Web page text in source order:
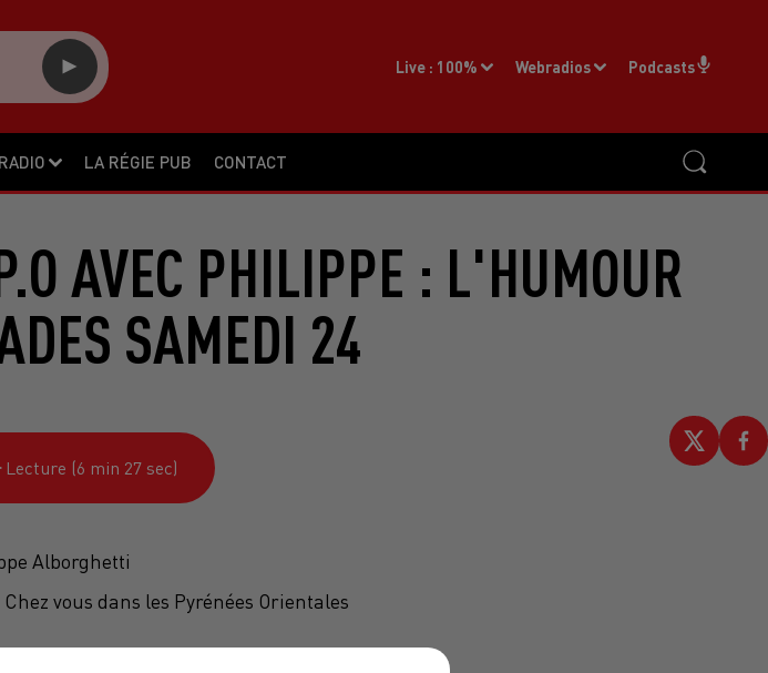
RADIO LA RÉGIE PUB CONTACT
Live : 100% Webradios Podcasts
AVEC PHILIPPE : L'HUMOUR
SAMEDI 24
Lecture (6 min 27 sec)
Alborghetti
Chez vous dans les Pyrénées Orientales